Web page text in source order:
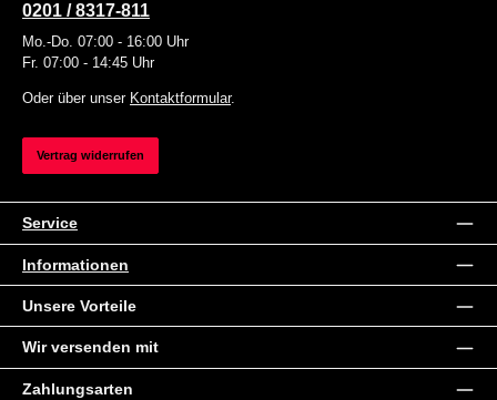
0201 / 8317-811
Mo.-Do. 07:00 - 16:00 Uhr
Fr. 07:00 - 14:45 Uhr
Oder über unser Kontaktformular.
Vertrag widerrufen
Service
Informationen
Unsere Vorteile
Wir versenden mit
Zahlungsarten